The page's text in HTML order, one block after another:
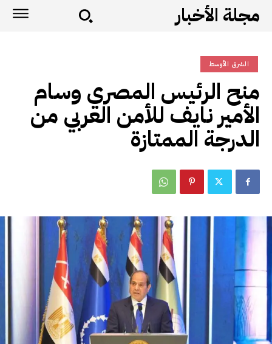
مجلة الأخبار
الشرق الأوسط
منح الرئيس المصري وسام
الأمير نايف للأمن العربي من
الدرجة الممتازة